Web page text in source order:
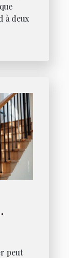
à deux
peut